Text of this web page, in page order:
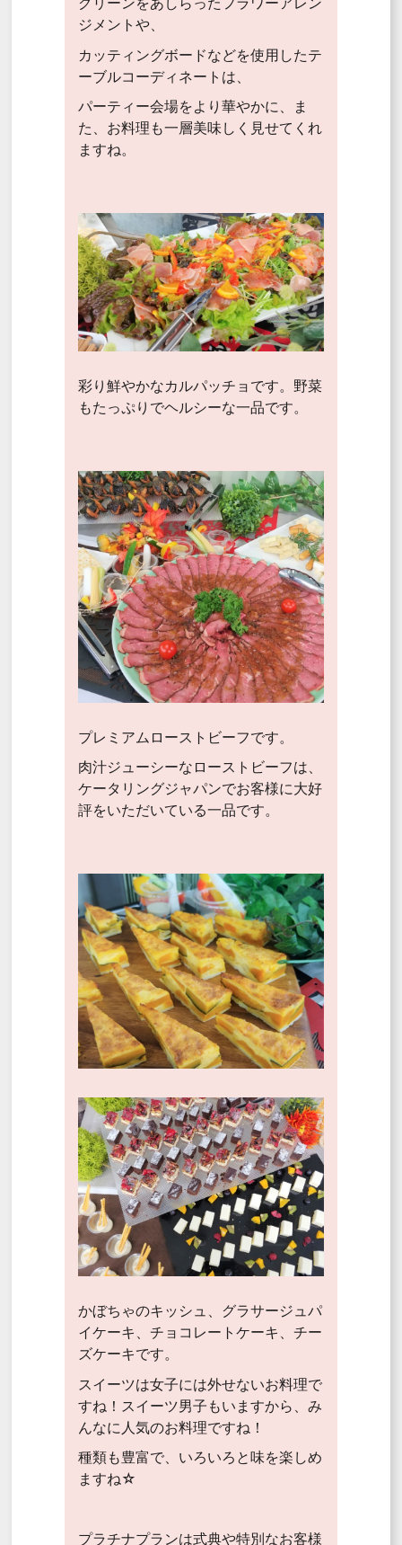
ジメントや、
カッティングボードなどを使用したテ
ーブルコーディネートは、
パーティー会場をより華やかに、ま
た、お料理も一層美味しく見せてくれ
ますね。
彩り鮮やかなカルパッチョです。野菜
もたっぷりでヘルシーな一品です。
プレミアムローストビーフです。
肉汁ジューシーなローストビーフは、
ケータリングジャパンでお客様に大好
評をいただいている一品です。
かぼちゃのキッシュ、グラサージュパ
イケーキ、チョコレートケーキ、チー
ズケーキです。
スイーツは女子には外せないお料理で
すね！スイーツ男子もいますから、み
んなに人気のお料理ですね！
種類も豊富で、いろいろと味を楽しめ
ますね☆
プラチナプランは式典や特別なお客様